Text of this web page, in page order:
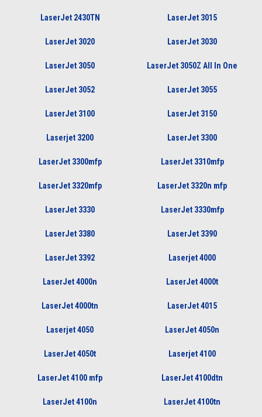
LaserJet 2430TN LaserJet 3015
LaserJet 3020 LaserJet 3030
LaserJet 3050 LaserJet 3050Z All In One
LaserJet 3052 LaserJet 3055
LaserJet 3100 LaserJet 3150
Laserjet 3200 LaserJet 3300
LaserJet 3300mfp LaserJet 3310mfp
LaserJet 3320mfp LaserJet 3320n mfp
LaserJet 3330 LaserJet 3330mfp
LaserJet 3380 LaserJet 3390
LaserJet 3392 Laserjet 4000
LaserJet 4000n LaserJet 4000t
LaserJet 4000tn LaserJet 4015
Laserjet 4050 LaserJet 4050n
LaserJet 4050t Laserjet 4100
LaserJet 4100 mfp LaserJet 4100dtn
LaserJet 4100n LaserJet 4100tn